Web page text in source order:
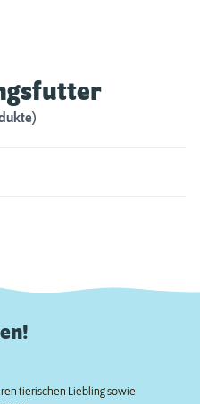
tierischen Liebling sowie